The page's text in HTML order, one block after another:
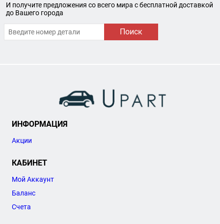
И получите предложения со всего мира с бесплатной доставкой
до Вашего города
Поиск
ИНФОРМАЦИЯ
Акции
КАБИНЕТ
Мой Аккаунт
Баланс
Счета